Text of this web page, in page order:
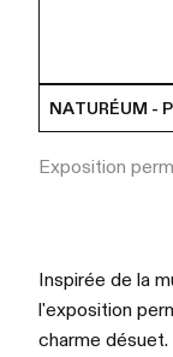
NATURÉUM -
Exposition
Inspirée de la
l'exposition
charme